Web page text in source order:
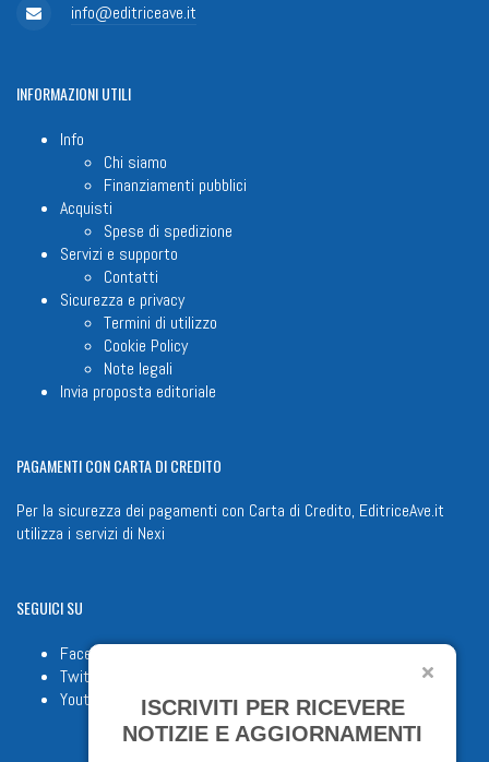
info@editriceave.it
INFORMAZIONIUTILI
Info
Chi siamo
Finanziamenti pubblici
Acquisti
Spese di spedizione
Servizi e supporto
Contatti
Sicurezza e privacy
Termini di utilizzo
Cookie Policy
Note legali
Invia proposta editoriale
PAGAMENTICON CARTA DI CREDITO
Per la sicurezza dei pagamenti con Carta di Credito, EditriceAve.it
utilizza i servizi di Nexi
SEGUICISU
Facebook
Twitter
Youtube
ISCRIVITI PER RICEVERE
NOTIZIE E AGGIORNAMENTI